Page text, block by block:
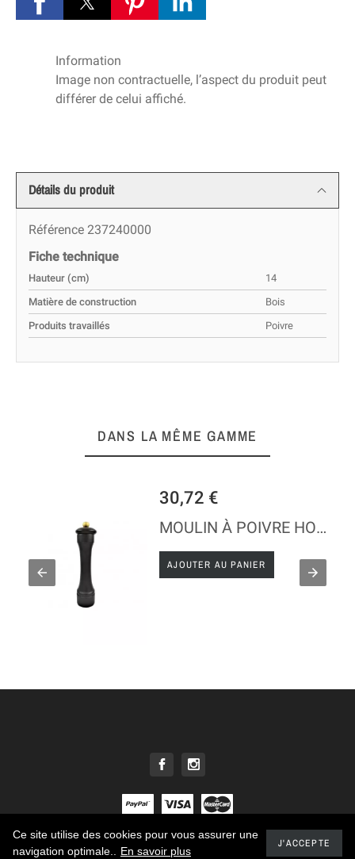
Information
Image non contractuelle, l’aspect du produit peut
différer de celui affiché.
Détails du produit
Référence 237240000
Fiche technique
Hauteur (cm)
14
Matière de construction
Bois
Produits travaillés
Poivre
DANS LA MÊME GAMME
30,72 €
MOULIN À POIVRE HOSTELLERIE - BOIS CHOCOLAT - 22 CM
AJOUTER AU PANIER
© 2021 - Tous droits réservés E. DEHILLERIN
Ce site utilise des cookies pour vous assurer une
navigation optimale..
En savoir plus
J'ACCEPTE